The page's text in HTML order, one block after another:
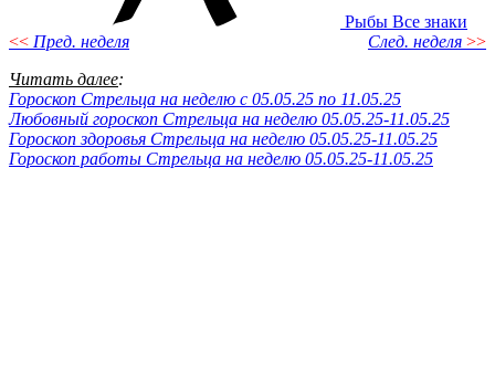
Рыбы Все знаки
<< Пред. неделя След. неделя >>
Читать далее:
Гороскоп Стрельца на неделю c 05.05.25 по 11.05.25
Любовный гороскоп Стрельца на неделю 05.05.25-11.05.25
Гороскоп здоровья Стрельца на неделю 05.05.25-11.05.25
Гороскоп работы Стрельца на неделю 05.05.25-11.05.25